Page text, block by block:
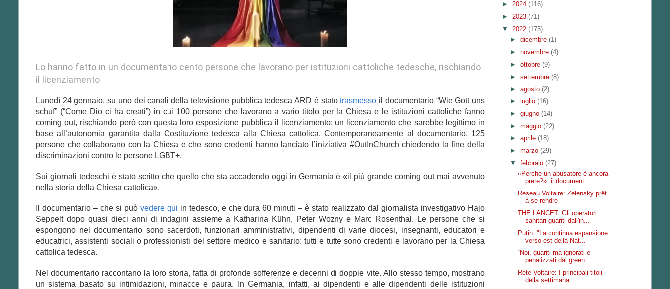
Lo hanno fatto in un documentario cento persone che lavorano per istituzioni cattoliche tedesche, rischiando
il licenziamento
Lunedì 24 gennaio, su uno dei canali della televisione pubblica tedesca ARD è statotrasmesso il documentario “Wie Gott uns
schuf” (“Come Dio ci ha creati”) in cui 100 persone che lavorano a vario titolo per la Chiesa e le istituzioni cattoliche fanno
coming out, rischiando però con questa loro esposizione pubblica il licenziamento: un licenziamento che sarebbe legittimo in
base all’autonomia garantita dalla Costituzione tedesca alla Chiesa cattolica. Contemporaneamente al documentario, 125
persone che collaborano con la Chiesa e che sono credenti hanno lanciato l’iniziativa #OutInChurch chiedendo la fine della
discriminazioni contro le persone LGBT+.
Sui giornali tedeschi è stato scritto che quello che sta accadendo oggi in Germania è «il più grande coming out mai avvenuto
nella storia della Chiesa cattolica».
Il documentario – che si può vedere qui in tedesco, e che dura 60 minuti – è stato realizzato dal giornalista investigativo Hajo
Seppelt dopo quasi dieci anni di indagini assieme a Katharina Kühn, Peter Wozny e Marc Rosenthal. Le persone che si
espongono nel documentario sono sacerdoti, funzionari amministrativi, dipendenti di varie diocesi, insegnanti, educatori e
educatrici, assistenti sociali o professionisti del settore medico e sanitario: tutti e tutte sono credenti e lavorano per la Chiesa
cattolica tedesca.
Nel documentario raccontano la loro storia, fatta di profonde sofferenze e decenni di doppie vite. Allo stesso tempo, mostrano
un sistema basato su intimidazioni, minacce e paura. In Germania, infatti, ai dipendenti e alle dipendenti delle istituzioni
► 2024 (116)
► 2023 (71)
▼ 2022 (175)
► dicembre (1)
► novembre (4)
► ottobre (9)
► settembre (8)
► agosto (2)
►
luglio (16)
► giugno (14)
► maggio (22)
► aprile (18)
► marzo (29)
▼ febbraio (27)
«Perché un abusatore è ancora
prete?»: il document...
Reseau Voltaire: Zelensky prêt
à se rendre
THE LANCET: Gli operatori
sanitari guariti dall'in...
Putin: "La continua espansione
verso est della Nat...
“Noi, guariti ma ignorati e
penalizzati dal green ...
Rete Voltaire: I principali titoli
della settimana...